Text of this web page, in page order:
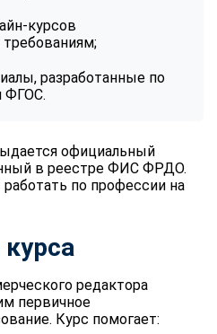
курсов
разработанные по
ФГОС.
официальный
в реестре ФИС ФРДО.
по профессии на
редактора
первичное
Курс помогает: